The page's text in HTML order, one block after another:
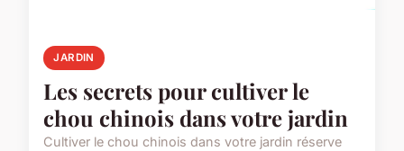
JARDIN
Les secrets pour cultiver le
chou chinois dans votre jardin
Cultiver le chou chinois dans votre jardin réserve